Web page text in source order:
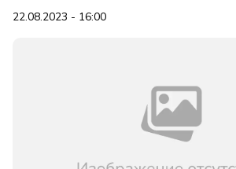
22.08.2023 - 16:00